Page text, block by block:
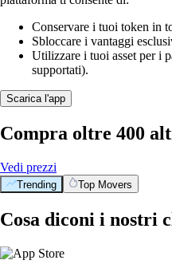
Conservare i tuoi token in
Sbloccare i vantaggi
Utilizzare i tuoi asset per i
supportati).
Scarica l'app
Compra oltre 400
Vedi prezzi
Trending Top Movers
Cosa diconi i nostri